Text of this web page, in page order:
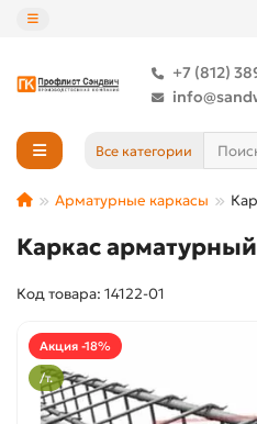
+7 (812)
Все категории
Арматурные каркасы
Каркас
Код товара: 14122-01
Акция -18%
/т.